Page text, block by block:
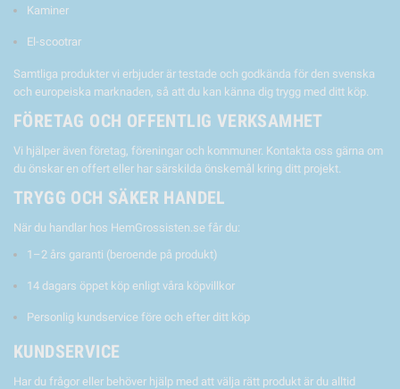
Kaminer
El-scootrar
Samtliga produkter vi erbjuder är testade och godkända för den svenska
och europeiska marknaden, så att du kan känna dig trygg med ditt köp.
FÖRETAG OCH OFFENTLIG VERKSAMHET
Vi hjälper även företag, föreningar och kommuner. Kontakta oss gärna om
du önskar en offert eller har särskilda önskemål kring ditt projekt.
TRYGG OCH SÄKER HANDEL
När du handlar hos HemGrossisten.se får du:
1–2 års garanti (beroende på produkt)
14 dagars öppet köp enligt våra köpvillkor
Personlig kundservice före och efter ditt köp
KUNDSERVICE
Har du frågor eller behöver hjälp med att välja rätt produkt är du alltid